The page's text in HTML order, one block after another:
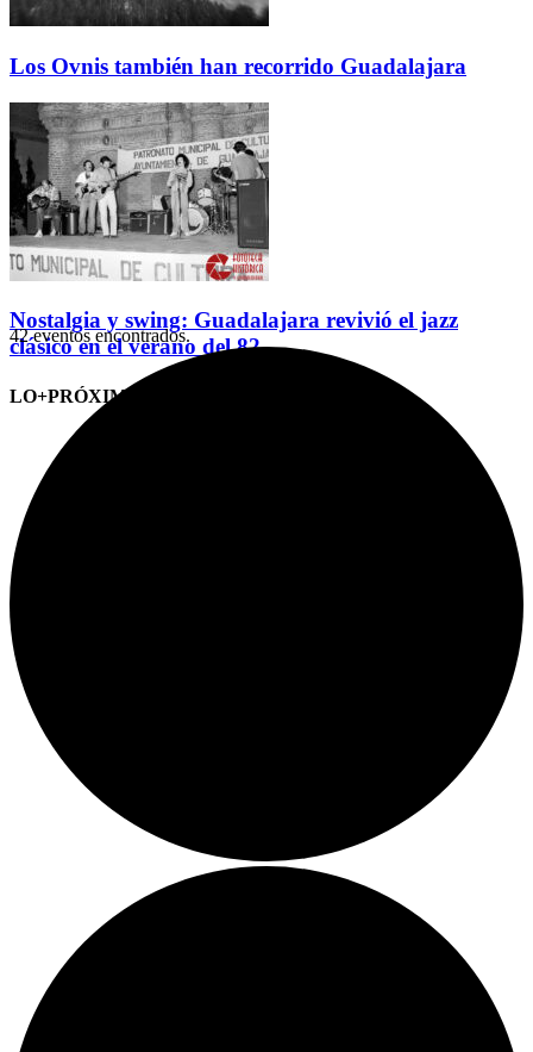
Los Ovnis también han recorrido Guadalajara
Nostalgia y swing: Guadalajara revivió el jazz
clásico en el verano del 82
LO+PRÓXIMO (CITAS)
42 eventos encontrados.